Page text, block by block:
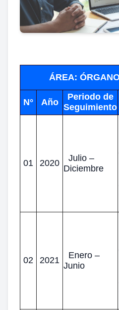
ÁREA:
N° Año
Periodo de
Seguimiento
01 2020
Julio –
Diciembre
02 2021
Enero –
Junio